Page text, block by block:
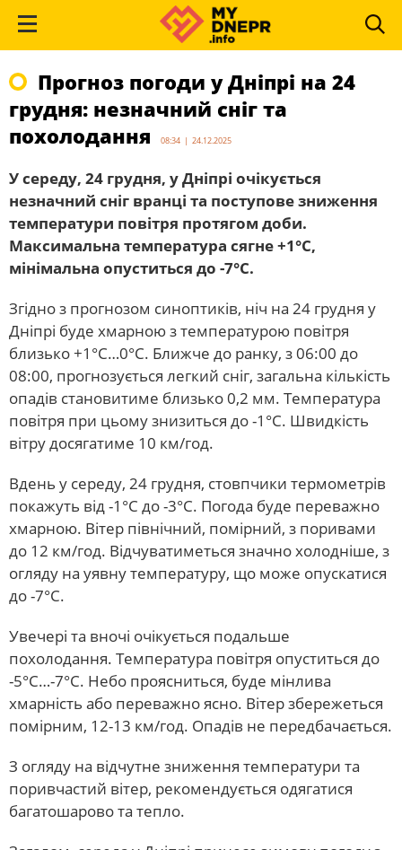
Прогноз погоди у Дніпрі на 24
грудня: незначний сніг та
похолодання
08:34 | 24.12.2025
У середу, 24 грудня, у Дніпрі очікується
незначний сніг вранці та поступове зниження
температури повітря протягом доби.
Максимальна температура сягне +1°С,
мінімальна опуститься до -7°С.
Згідно з прогнозом синоптиків, ніч на 24 грудня у
Дніпрі буде хмарною з температурою повітря
близько +1°С…0°С. Ближче до ранку, з 06:00 до
08:00, прогнозується легкий сніг, загальна кількість
опадів становитиме близько 0,2 мм. Температура
повітря при цьому знизиться до -1°С. Швидкість
вітру досягатиме 10 км/год.
Вдень у середу, 24 грудня, стовпчики термометрів
покажуть від -1°С до -3°С. Погода буде переважно
хмарною. Вітер північний, помірний, з поривами
до 12 км/год. Відчуватиметься значно холодніше, з
огляду на уявну температуру, що може опускатися
до -7°С.
Увечері та вночі очікується подальше
похолодання. Температура повітря опуститься до
-5°С…-7°С. Небо проясниться, буде мінлива
хмарність або переважно ясно. Вітер збережеться
помірним, 12-13 км/год. Опадів не передбачається.
З огляду на відчутне зниження температури та
поривчастий вітер, рекомендується одягатися
багатошарово та тепло.